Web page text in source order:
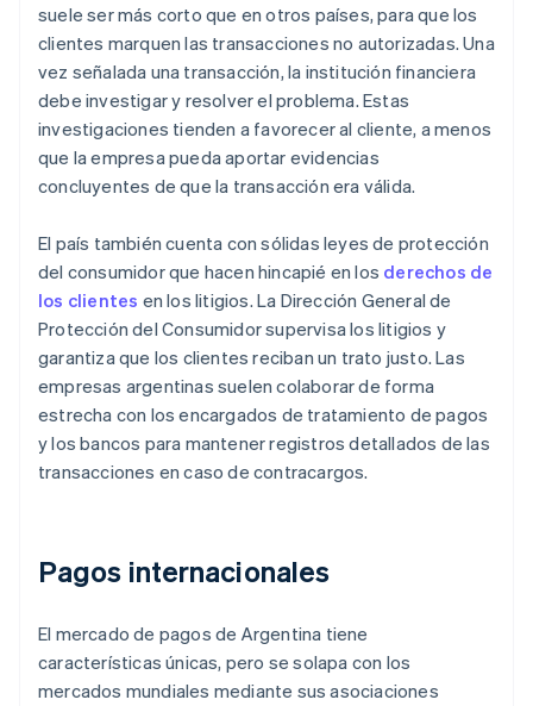
suele ser más corto que en otros países, para que los
clientes marquen las transacciones no autorizadas. Una
vez señalada una transacción, la institución financiera
debe investigar y resolver el problema. Estas
investigaciones tienden a favorecer al cliente, a menos
que la empresa pueda aportar evidencias
concluyentes de que la transacción era válida.
El país también cuenta con sólidas leyes de protección
del consumidor que hacen hincapié en los derechos de
los clientes en los litigios. La Dirección General de
Protección del Consumidor supervisa los litigios y
garantiza que los clientes reciban un trato justo. Las
empresas argentinas suelen colaborar de forma
estrecha con los encargados de tratamiento de pagos
y los bancos para mantener registros detallados de las
transacciones en caso de contracargos.
Pagos internacionales
El mercado de pagos de Argentina tiene
características únicas, pero se solapa con los
mercados mundiales mediante sus asociaciones